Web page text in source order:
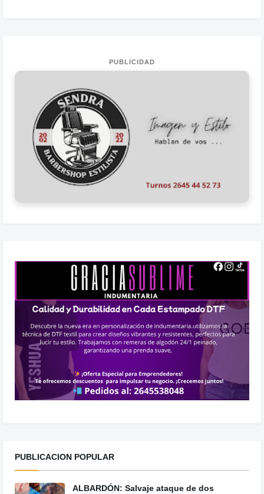
PUBLICIDAD
PUBLICACION POPULAR
ALBARDÓN: Salvaje ataque de dos